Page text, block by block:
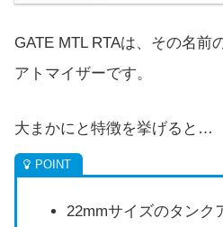
GATE MTL RTAは、その名前
アトマイザーです。
大まかにと特徴を挙げると…
22mmサイズのタンク